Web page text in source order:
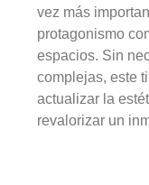
vez más
protagonismo
espacios. Sin
complejas, este
actualizar la
revalorizar un